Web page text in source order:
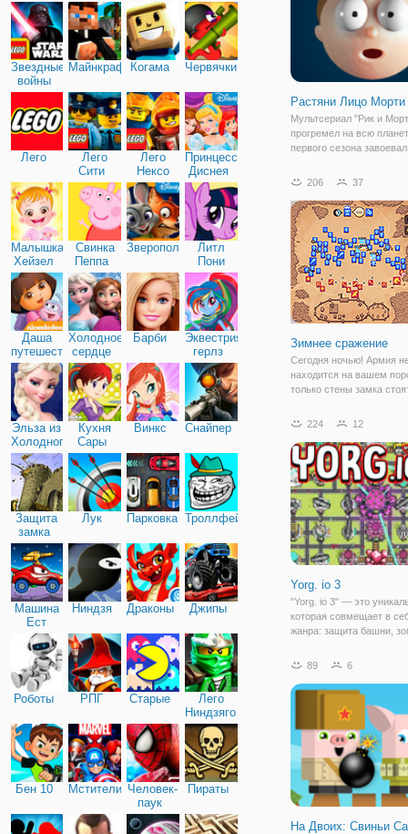
Звездные
войны
МайнкрафтКогама Червячки
Лего
Лего
Сити
Лего
Нексо
Найтс
Принцессы
Диснея
Малышка
Хейзел
Свинка
Пеппа
Зверополис
Литл
Пони
Дружба
Даша
путешественница
Холодное
сердце
Барби
Эквестрия
герлз
Эльза из
Холодного
сердца
Кухня
Сары
Винкс Снайпер
Защита
замка
Лук Парковка Троллфейс
Машина
Ест
Машину
Ниндзя Драконы Джипы
Роботы РПГ Старые
Лего
Ниндзяго
Бен 10 Мстители Человек-
паук
Пираты
Растяни Лицо Морти
Мультсериал "Рик и
прогремел на всю
первого сезона завоевал
каждым новым сезоном
становиться всё больше
больше. Вы готовы
206 37
Зимнее сражение
Сегодня ночью! Армия
находится на вашем
только стены замка
Выдержать осаду и
не может упасть.
потребует
224 12
Yorg. io 3
"Yorg. io 3" — это
которая совмещает в
жанра: защита башни,
— одиночная игра
сражаться против
89 6
На Двоих: Свиньи